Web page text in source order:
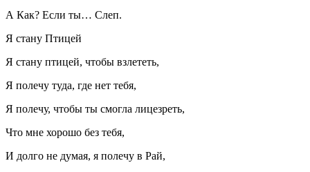
А Как? Если ты… Слеп.
Я стану Птицей
Я стану птицей, чтобы взлететь,
Я полечу туда, где нет тебя,
Я полечу, чтобы ты смогла лицезреть,
Что мне хорошо без тебя,
И долго не думая, я полечу в Рай,